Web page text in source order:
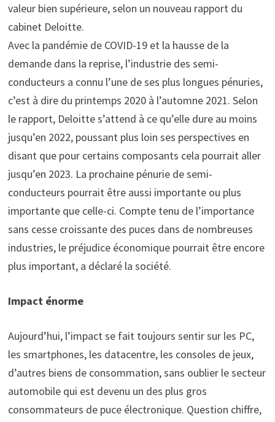
valeur bien supérieure, selon un nouveau rapport du
cabinet Deloitte.
Avec la pandémie de COVID-19 et la hausse de la
demande dans la reprise, l’industrie des semi-
conducteurs a connu l’une de ses plus longues pénuries,
c’est à dire du printemps 2020 à l’automne 2021. Selon
le rapport, Deloitte s’attend à ce qu’elle dure au moins
jusqu’en 2022, poussant plus loin ses perspectives en
disant que pour certains composants cela pourrait aller
jusqu’en 2023. La prochaine pénurie de semi-
conducteurs pourrait être aussi importante ou plus
importante que celle-ci. Compte tenu de l’importance
sans cesse croissante des puces dans de nombreuses
industries, le préjudice économique pourrait être encore
plus important, a déclaré la société.
Impact énorme
Aujourd’hui, l’impact se fait toujours sentir sur les PC,
les smartphones, les datacentre, les consoles de jeux,
d’autres biens de consommation, sans oublier le secteur
automobile qui est devenu un des plus gros
consommateurs de puce électronique. Question chiffre,